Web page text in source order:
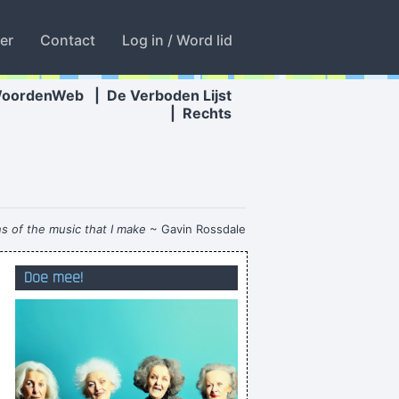
Contact Log in / Word lid
De Verboden Lijst
Rechts
of the music that I make ~ Gavin Rossdale
eergisteren was morgen gisteren
been my life, can I have another one?
Dàt zou pas ongênant zijn!
Doe mee!